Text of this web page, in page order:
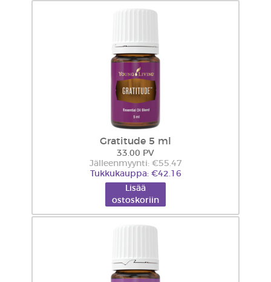
Gratitude 5 ml
33.00 PV
Jälleenmyynti: €55.47
Tukkukauppa: €42.16
Lisää
ostoskoriin